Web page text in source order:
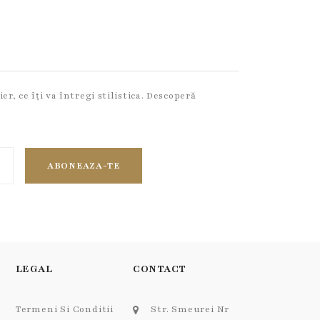
ce îți va întregi stilistica. Descoperă
ABONEAZA-TE
LEGAL
Termeni Si Conditii
CONTACT
Str. Smeurei Nr